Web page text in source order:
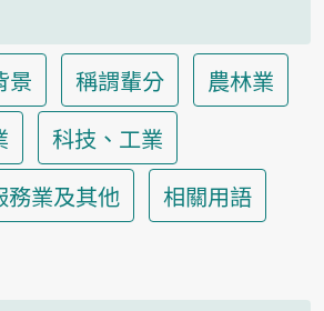
景
稱謂輩分
農林業
科技、工業
務業及其他
相關用語